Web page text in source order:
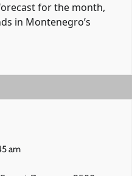
for the month,
in Montenegro’s
am